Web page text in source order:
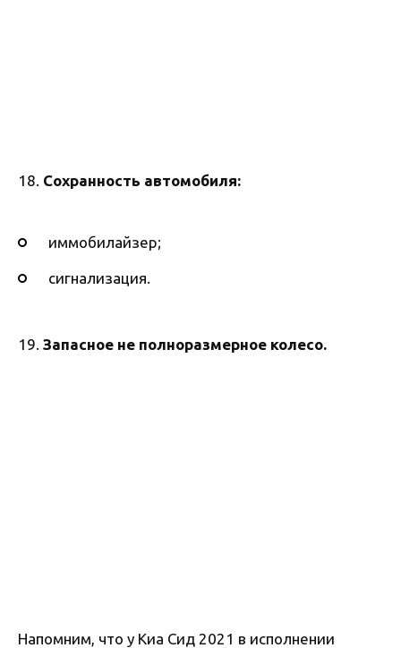
18. Сохранность автомобиля:
иммобилайзер;
сигнализация.
19. Запасное не полноразмерное колесо.
Напомним, что у Киа Сид 2021 в исполнении